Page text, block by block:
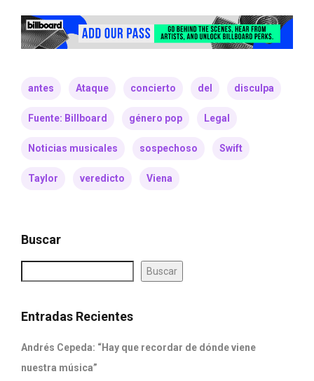
antes Ataque concierto del disculpa
Fuente: Billboard género pop Legal
Noticias musicales sospechoso Swift
Taylor veredicto Viena
Buscar
Buscar
Entradas Recientes
Andrés Cepeda: “Hay que recordar de dónde viene
nuestra música”